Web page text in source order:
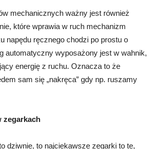
mechanicznych ważny jest również
które wprawia w ruch mechanizm
napędu ręcznego chodzi po prostu o
automatyczny wyposażony jest w wahnik,
energię z ruchu. Oznacza to że
sam się „nakręca” gdy np. ruszamy
zegarkach
dziwnie, to najciekawsze zegarki to te,